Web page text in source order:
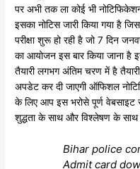
पर अभी तक ला कोई भी
इसका नोटिस जारी किया गया है
परीक्षा शुरू हो रही है जो 7 दिन
का आयोजन इस बार किया जाना है
तैयारी लगभग अंतिम चरण में है
अपडेट कर दी जाएगी ऑफिशल
के लिए आप इस भरोसे पूर्ण
शुद्धता के साथ और विश्लेषण के साथ
Bihar police
Admit card